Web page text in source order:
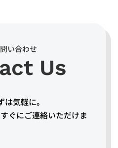
Us
は気軽に。
ぐにご連絡いただけま